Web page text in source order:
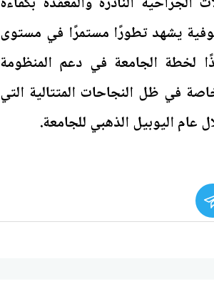
يشهد تطورًا مستمرًا في مستوى
لخطة الجامعة في دعم المنظومة
في ظل النجاحات المتتالية التي
عام اليوبيل الذهبي للجامعة.